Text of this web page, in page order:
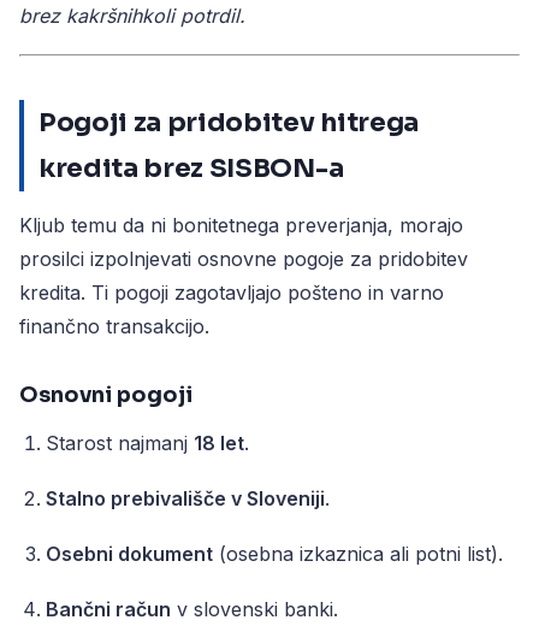
brez kakršnihkoli potrdil.
Pogoji za pridobitev hitrega
kredita brez SISBON-a
Kljub temu da ni bonitetnega preverjanja, morajo
prosilci izpolnjevati osnovne pogoje za pridobitev
kredita. Ti pogoji zagotavljajo pošteno in varno
finančno transakcijo.
Osnovni pogoji
Starost najmanj 18 let.
Stalno prebivališče v Sloveniji.
Osebni dokument (osebna izkaznica ali potni list).
Bančni račun v slovenski banki.